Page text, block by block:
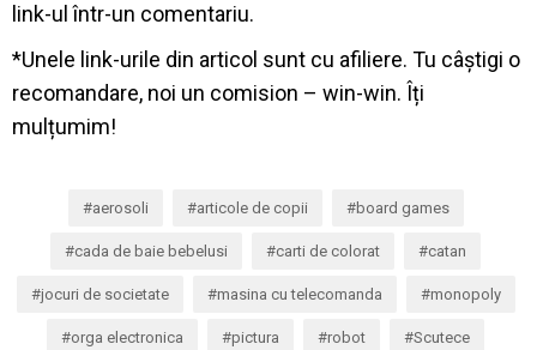
link-ul într-un comentariu.
*Unele link-urile din articol sunt cu afiliere. Tu câștigi o
recomandare, noi un comision – win-win. Îți
mulțumim!
aerosoli articole de copii board games
cada de baie bebelusi carti de colorat catan
jocuri de societate masina cu telecomanda monopoly
orga electronica pictura robot Scutece